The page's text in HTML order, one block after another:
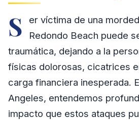
S
er víctima de una
Redondo Beach puede
traumática, dejando a la
físicas dolorosas, cicatrices
carga financiera inesperada.
Angeles, entendemos
impacto que estos ataques